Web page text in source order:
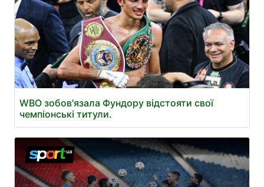
WBO зобов'язала Фундору відстояти свої
чемпіонські титули.